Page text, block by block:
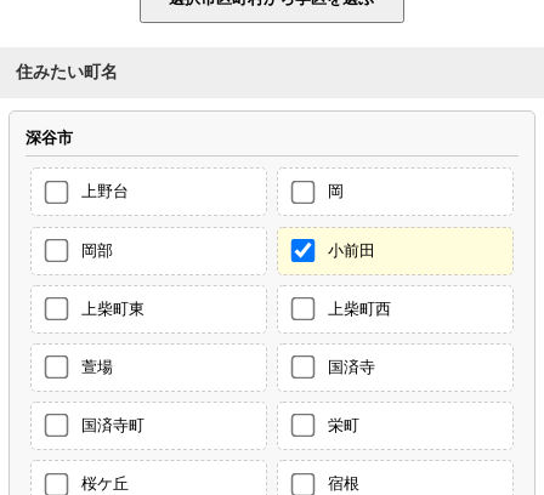
住みたい町名
深谷市
上野台 岡
岡部 小前田
上柴町東 上柴町西
萱場 国済寺
国済寺町 栄町
桜ケ丘 宿根